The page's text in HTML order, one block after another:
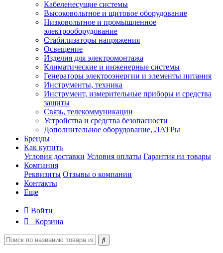
Кабеленесущие системы
Высоковольтное и щитовое оборудование
Низковольтное и промышленное
электрооборудование
Стабилизаторы напряжения
Освещение
Изделия для электромонтажа
Климатические и инженерные системы
Генераторы электроэнергии и элементы питания
Инструменты, техника
Инструмент, измерительные приборы и средства
защиты
Связь, телекоммуникации
Устройства и средства безопасности
Дополнительное оборудование, ЛАТРы
Бренды
Как купить
Условия доставки Условия оплаты Гарантия на товары
Компания
Реквизиты Отзывы о компании
Контакты
Еще
Войти
Корзина